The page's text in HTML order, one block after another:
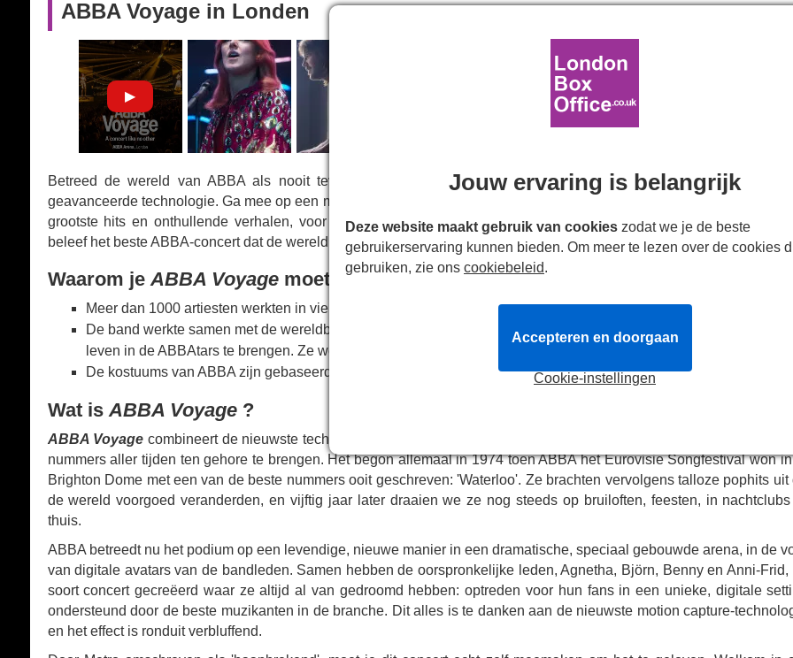
ABBA Voyage in Londen
Betreed de wereld van ABBA als nooit tevoren met ABBA Voyage, een revolutionaire mix van live optredens
geavanceerde technologie. Ga mee op een muzikale reis met virtuele avatars van de legendarische bandleden, langs
grootste hits en onthullende verhalen, voor een unieke en meeslepende ervaring. Boek jeABBA Voyage-tickets
beleef het beste ABBA-concert dat de wereld ooit heeft gezien!
Waarom jeABBA Voyagemoet zien
Meer dan 1000 artiesten werkten in vier studio's over de hele wereld om de ABBAtars tot leven te brengen.
De band werkte samen met de wereldberoemde en bekroonde choreograaf Wayne McGregor
leven in de ABBAtars te brengen. Ze werken al sinds 2020 samen.
De kostuums van ABBA zijn gebaseerd op de originele ontwerpen, maar ook deze zijn digitaal verbeterd.
Wat isABBA Voyage?
ABBA Voyage combineert de nieuwste technologie met adembenemende lichteffecten om enkele van de meest
nummers aller tijden ten gehore te brengen. Het begon allemaal in 1974 toen ABBA het Eurovisie Songfestival won
Brighton Dome met een van de beste nummers ooit geschreven: 'Waterloo'. Ze brachten vervolgens talloze pophits uit
de wereld voorgoed veranderden, en vijftig jaar later draaien we ze nog steeds op bruiloften, feesten, in nachtclubs
thuis.
ABBA betreedt nu het podium op een levendige, nieuwe manier in een dramatische, speciaal gebouwde arena, in de
van digitale avatars van de bandleden. Samen hebben de oorspronkelijke leden, Agnetha, Björn, Benny en Anni-Frid,
soort concert gecreëerd waar ze altijd al van gedroomd hebben: optreden voor hun fans in een unieke, digitale
ondersteund door de beste muzikanten in de branche. Dit alles is te danken aan de nieuwste motion capture-
en het effect is ronduit verbluffend.
Jouw ervaring is belangrijk
Deze website maakt gebruik van cookies zodat we je de beste
gebruikerservaring kunnen bieden. Om meer te lezen over de cookies
gebruiken, zie ons cookiebeleid.
Cookie-instellingen
Accepteren en doorgaan